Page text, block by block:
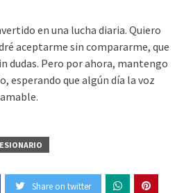
en una lucha diaria. Quiero
aceptarme sin compararme, que
dudas. Pero por ahora, mantengo
esperando que algún día la voz
Share on twitter